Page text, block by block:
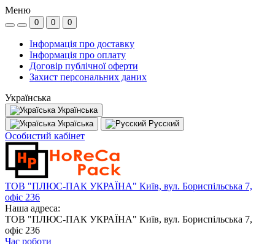
Меню
0 0 0
Інформація про доставку
Інформація про оплату
Договір публічної оферти
Захист персональних даних
Українська
Українська
Україська
Русский
Особистий кабінет
ТОВ "ПЛЮС-ПАК УКРАЇНА" Київ, вул. Бориспільська 7,
офіс 236
Наша адреса:
ТОВ "ПЛЮС-ПАК УКРАЇНА" Київ, вул. Бориспільська 7,
офіс 236
Час роботи